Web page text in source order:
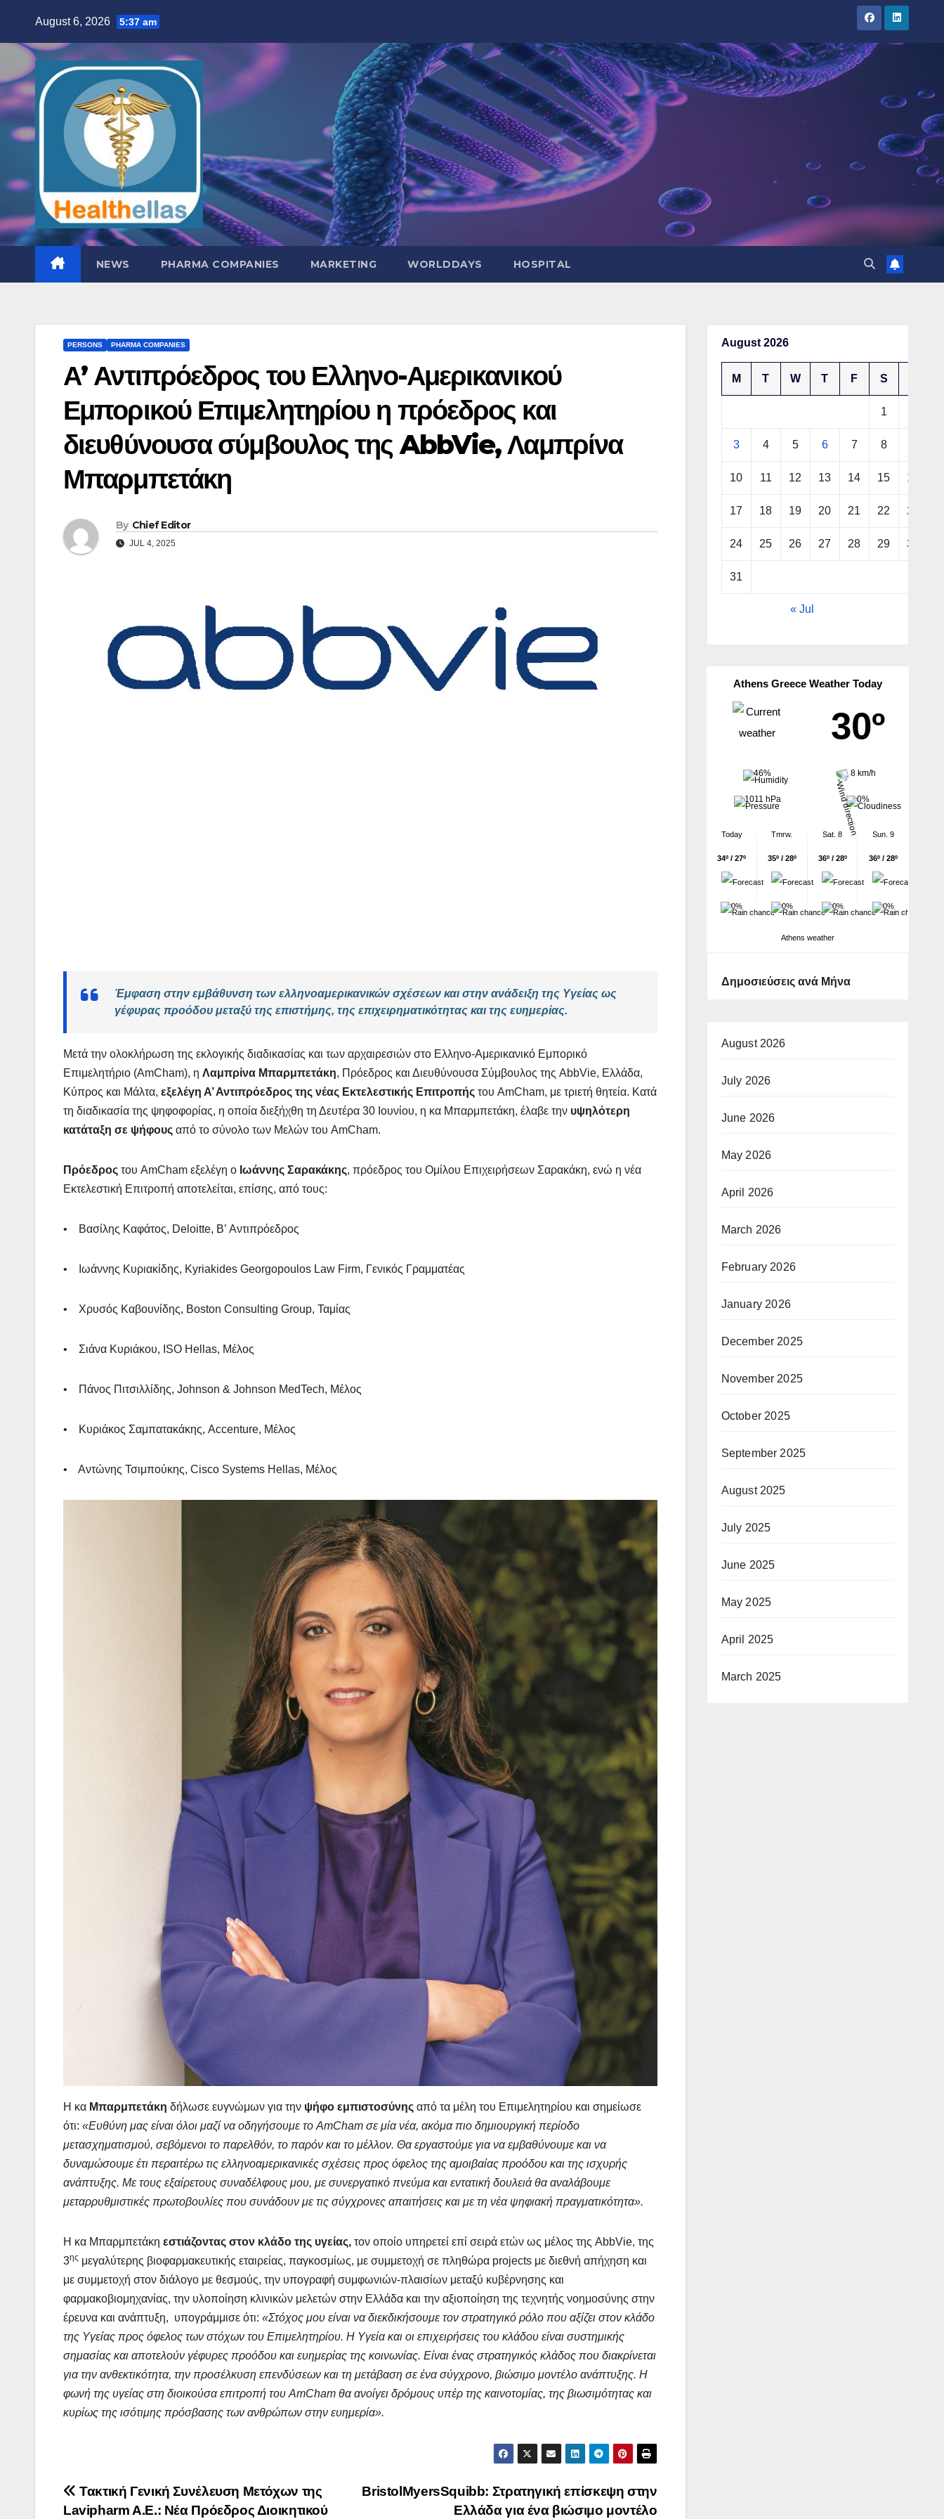
content
August 6, 2026 5:37 am
NEWS PHARMA COMPANIES MARKETING WORLDDAYS HOSPITAL
PERSONS PHARMA COMPANIES
Α’ Αντιπρόεδρος του Ελληνο-Αμερικανικού
Εμπορικού Επιμελητηρίου η πρόεδρος και
διευθύνουσα σύμβουλος της AbbVie, Λαμπρίνα
Μπαρμπετάκη
By Chief Editor
JUL 4, 2025
Έμφαση στην εμβάθυνση των ελληνοαμερικανικών σχέσεων και στην ανάδειξη της Υγείας ως
γέφυρας προόδου μεταξύ της επιστήμης, της επιχειρηματικότητας και της ευημερίας.
Μετά την ολοκλήρωση της εκλογικής διαδικασίας και των αρχαιρεσιών στο Ελληνο-Αμερικανικό Εμπορικό
Επιμελητήριο (AmCham), η Λαμπρίνα Μπαρμπετάκη, Πρόεδρος και Διευθύνουσα Σύμβουλος της AbbVie, Ελλάδα,
Κύπρος και Μάλτα, εξελέγη Α’ Αντιπρόεδρος της νέας Εκτελεστικής Επιτροπής του AmCham, με τριετή θητεία. Κατά
τη διαδικασία της ψηφοφορίας, η οποία διεξήχθη τη Δευτέρα 30 Ιουνίου, η κα Μπαρμπετάκη, έλαβε την υψηλότερη
κατάταξη σε ψήφους από το σύνολο των Mελών του AmCham.
Πρόεδρος του AmCham εξελέγη ο Ιωάννης Σαρακάκης, πρόεδρος του Ομίλου Επιχειρήσεων Σαρακάκη, ενώ η νέα
Εκτελεστική Επιτροπή αποτελείται, επίσης, από τους:
• Βασίλης Καφάτος, Deloitte, B’ Αντιπρόεδρος
• Ιωάννης Κυριακίδης, Kyriakides Georgopoulos Law Firm, Γενικός Γραμματέας
• Χρυσός Καβουνίδης, Boston Consulting Group, Ταμίας
• Σιάνα Κυριάκου, ISO Hellas, Μέλος
• Πάνος Πιτσιλλίδης, Johnson & Johnson MedTech, Μέλος
• Κυριάκος Σαμπατακάκης, Accenture, Μέλος
• Αντώνης Τσιμπούκης, Cisco Systems Hellas, Μέλος
Η κα Μπαρμπετάκη δήλωσε ευγνώμων για την ψήφο εμπιστοσύνης από τα μέλη του Επιμελητηρίου και σημείωσε
ότι: «Ευθύνη μας είναι όλοι μαζί να οδηγήσουμε το AmCham σε μία νέα, ακόμα πιο δημιουργική περίοδο
μετασχηματισμού, σεβόμενοι το παρελθόν, το παρόν και το μέλλον. Θα εργαστούμε για να εμβαθύνουμε και να
δυναμώσουμε έτι περαιτέρω τις ελληνοαμερικανικές σχέσεις προς όφελος της αμοιβαίας προόδου και της ισχυρής
ανάπτυξης. Με τους εξαίρετους συναδέλφους μου, με συνεργατικό πνεύμα και εντατική δουλειά θα αναλάβουμε
μεταρρυθμιστικές πρωτοβουλίες που συνάδουν με τις σύγχρονες απαιτήσεις και με τη νέα ψηφιακή πραγματικότητα».
Η κα Μπαρμπετάκη εστιάζοντας στον κλάδο της υγείας, τον οποίο υπηρετεί επί σειρά ετών ως μέλος της AbbVie, της
3ης μεγαλύτερης βιοφαρμακευτικής εταιρείας, παγκοσμίως, με συμμετοχή σε πληθώρα projects με διεθνή απήχηση και
με συμμετοχή στον διάλογο με θεσμούς, την υπογραφή συμφωνιών-πλαισίων μεταξύ κυβέρνησης και
φαρμακοβιομηχανίας, την υλοποίηση κλινικών μελετών στην Ελλάδα και την αξιοποίηση της τεχνητής νοημοσύνης στην
έρευνα και ανάπτυξη, υπογράμμισε ότι: «Στόχος μου είναι να διεκδικήσουμε τον στρατηγικό ρόλο που αξίζει στον κλάδο
της Υγείας προς όφελος των στόχων του Επιμελητηρίου. Η Υγεία και οι επιχειρήσεις του κλάδου είναι συστημικής
σημασίας και αποτελούν γέφυρες προόδου και ευημερίας της κοινωνίας. Είναι ένας στρατηγικός κλάδος που διακρίνεται
για την ανθεκτικότητα, την προσέλκυση επενδύσεων και τη μετάβαση σε ένα σύγχρονο, βιώσιμο μοντέλο ανάπτυξης. Η
φωνή της υγείας στη διοικούσα επιτροπή του AmCham θα ανοίγει δρόμους υπέρ της καινοτομίας, της βιωσιμότητας και
κυρίως της ισότιμης πρόσβασης των ανθρώπων στην ευημερία».
Post
BristolMyersSquibb: Στρατηγική επίσκεψη στην
Ελλάδα για ένα βιώσιμο μοντέλο
Τακτική Γενική Συνέλευση Μετόχων της
Lavipharm A.E.: Νέα Πρόεδρος Διοικητικού
August 2026
M T W T F S
1
3 4 5 6 7 8
10 11 12 13 14 15 16
17 18 19 20 21 22 23
24 25 26 27 28 29 30
31
« Jul
Athens Greece Weather Today
30º
46% 8 km/h
1011 hPa 0%
Today
34º / 27º
0%
Tmrw.
35º / 28º
0%
Sat. 8
36º / 28º
0%
Sun. 9
36º / 28º
0%
Athens weather
Δημοσιεύσεις ανά Μήνα
August 2026
July 2026
June 2026
May 2026
April 2026
March 2026
February 2026
January 2026
December 2025
November 2025
October 2025
September 2025
August 2025
July 2025
June 2025
May 2025
April 2025
March 2025